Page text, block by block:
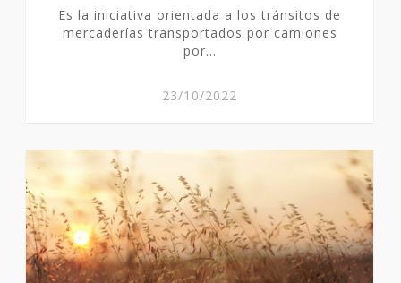
Es la iniciativa orientada a los tránsitos de
mercaderías transportados por camiones
por…
23/10/2022